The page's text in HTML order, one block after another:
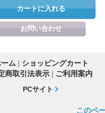
ム | ショッピングカート
商取引法表示 | ご利用案内
PCサイト
このペ